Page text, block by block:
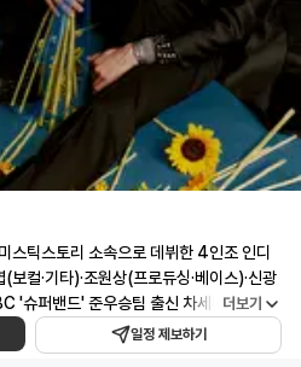
틱스토리 소속으로 데뷔한 4인조 인디
컬·기타)·조원상(프로듀싱·베이스)·신광
'슈퍼밴드' 준우승팀 출신 차세대 K-밴드
을 중심에 두고 일상의 소리를 녹여낸 '앰
구축한 것이 루시의 특징입니다. 데뷔곡
더보기
일정 제보하기